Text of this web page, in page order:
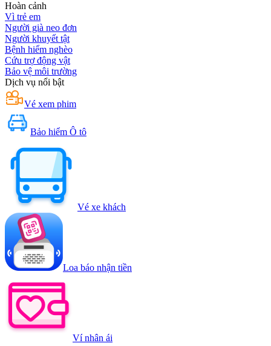
Hoàn cảnh
Vì trẻ em
Người già neo đơn
Người khuyết tật
Bệnh hiểm nghèo
Cứu trợ động vật
Bảo vệ môi trường
Dịch vụ nổi bật
Vé xem phim
Bảo hiểm Ô tô
Vé xe khách
Loa báo nhận tiền
Ví nhân ái